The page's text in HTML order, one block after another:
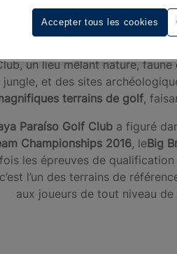
Iberostar
un lieu mêlant nature,
et des sites
terrains de golf,
Paraíso Golf Cluba figuré
Championships 2016, leBig
les épreuves de
l’un des terrains de
aux joueurs de tout niveau
Accepter tous les cookies